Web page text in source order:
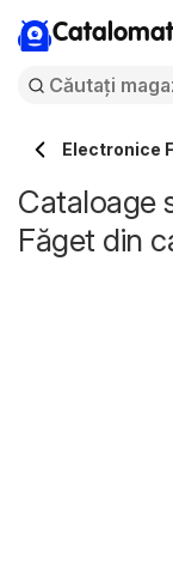
Catalomat
Electronice
Cataloage
Făget din